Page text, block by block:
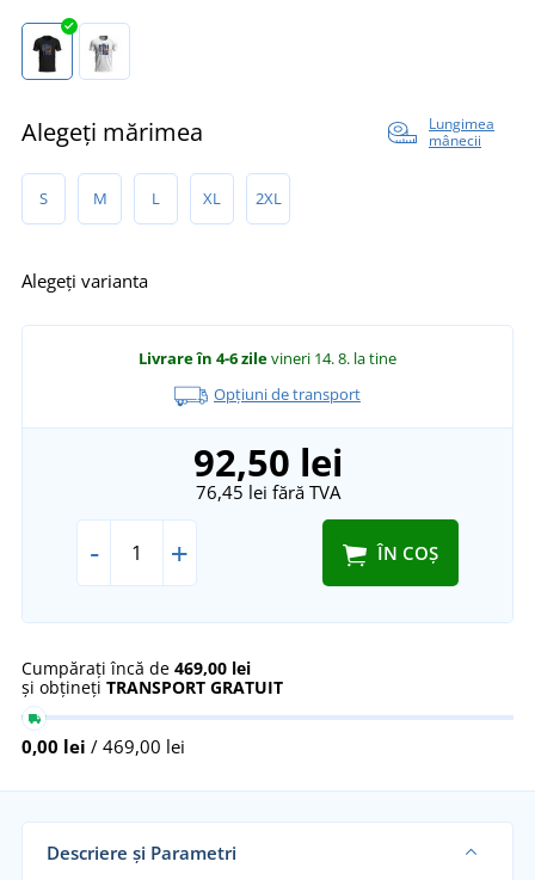
Alegeți mărimea
Lungimea
mânecii
S M L XL 2XL
Alegeți varianta
Livrare în 4-6 zilevineri 14. 8. la tine
Opțiuni de transport
92,50 lei
76,45 lei fără TVA
- + ÎN COȘ
Cumpărați încă de 469,00 lei
și obțineți TRANSPORT GRATUIT
0,00 lei / 469,00 lei
Descriere și Parametri